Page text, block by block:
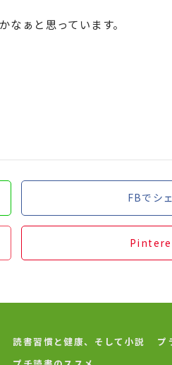
ぁと思っています。
FBでシ
読書習慣と健康、そして小説
プ